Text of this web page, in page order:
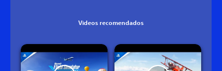
Videos recomendados